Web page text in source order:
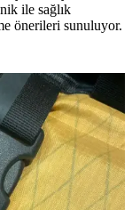
ile sağlık
önerileri sunuluyor.